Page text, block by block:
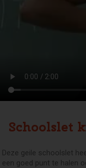
Schoolslet
Deze geile schoolslet
een goed punt te halen